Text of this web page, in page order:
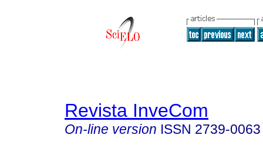
Revista InveCom
On-line version ISSN 2739-0063